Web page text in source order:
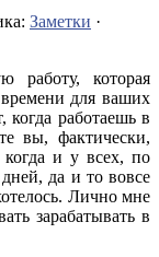
Заметки ·
работу, которая
для ваших
когда работаешь в
вы, фактически,
и у всех, по
да и то вовсе
Лично мне
зарабатывать в